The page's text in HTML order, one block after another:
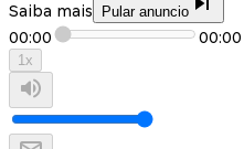
Saiba mais Pular anuncio
00:00 00:00
1x